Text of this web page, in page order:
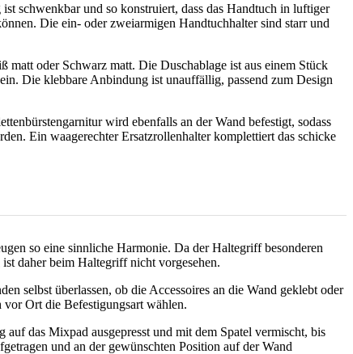
schwenkbar und so konstruiert, dass das Handtuch in luftiger
Die ein- oder zweiarmigen Handtuchhalter sind starr und
oder Schwarz matt. Die Duschablage ist aus einem Stück
Die klebbare Anbindung ist unauffällig, passend zum Design
wird ebenfalls an der Wand befestigt, sodass
Ein waagerechter Ersatzrollenhalter komplettiert das schicke
so eine sinnliche Harmonie. Da der Haltegriff besonderen
daher beim Haltegriff nicht vorgesehen.
selbst überlassen, ob die Accessoires an die Wand geklebt oder
Ort die Befestigungsart wählen.
das Mixpad ausgepresst und mit dem Spatel vermischt, bis
und an der gewünschten Position auf der Wand